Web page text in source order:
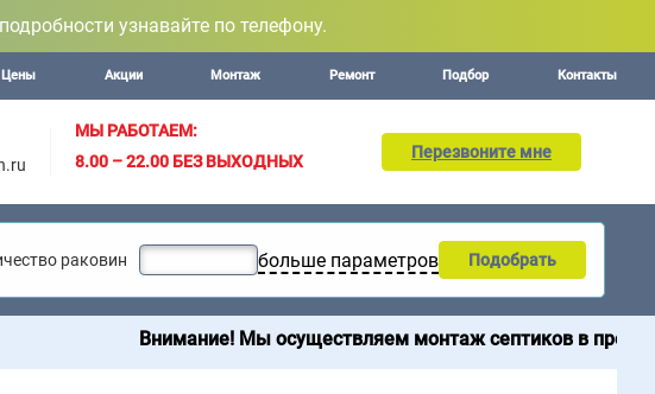
узнавайте по телефону.
Цены Акции Монтаж Ремонт Подбор Контакты
МЫ РАБОТАЕМ:
8.00 – 22.00 БЕЗ ВЫХОДНЫХ Перезвоните мне
раковин больше параметров Подобрать
Внимание! Мы осуществляем монтаж септиков в пределах 200